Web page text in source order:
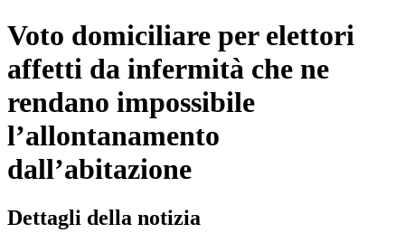
Voto domiciliare per elettori
affetti da infermità che ne
rendano impossibile
l’allontanamento
dall’abitazione
Dettagli della notizia